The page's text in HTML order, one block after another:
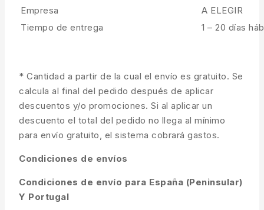
Empresa
A ELEGIR
Tiempo de entrega
1 – 20 días
* Cantidad a partir de la cual el envío es gratuito. Se
calcula al final del pedido después de aplicar
descuentos y/o promociones. Si al aplicar un
descuento el total del pedido no llega al mínimo
para envío gratuito, el sistema cobrará gastos.
Condiciones de envíos
Condiciones de envío para España (Peninsular)
Y Portugal